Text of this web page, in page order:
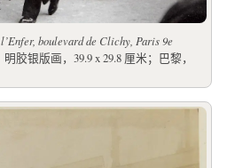
boulevard de Clichy, Paris 9e
胶银版画，39.9 x 29.8 厘米；巴黎，